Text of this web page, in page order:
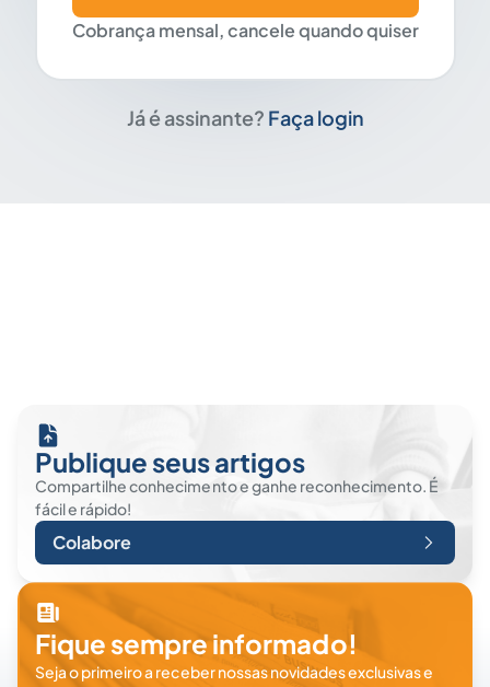
Cobrança mensal, cancele quando quiser
Já é assinante? Faça login
Publique seus artigos
Compartilhe conhecimento e ganhe reconhecimento. É
fácil e rápido!
Colabore
Fique sempre informado!
Seja o primeiro a receber nossas novidades exclusivas e